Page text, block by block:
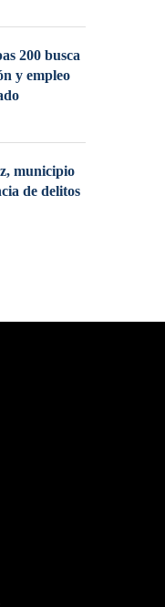
200 busca
y empleo
municipio
de delitos